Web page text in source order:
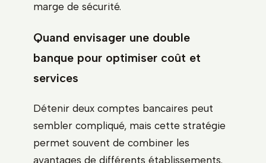
marge de sécurité.
Quand envisager une double
banque pour optimiser coût et
services
Détenir deux comptes bancaires peut
sembler compliqué, mais cette stratégie
permet souvent de combiner les
avantages de différents établissements.